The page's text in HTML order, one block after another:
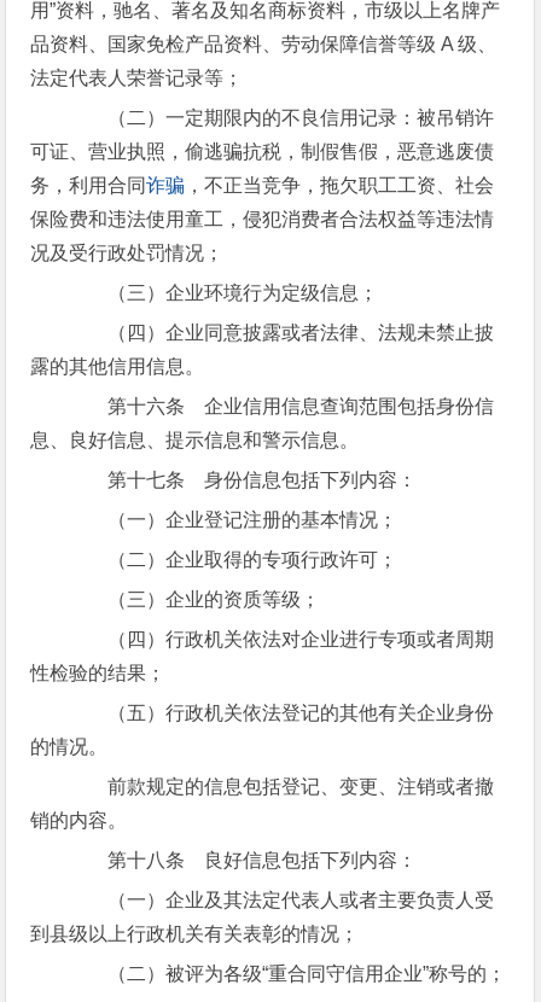
用”资料，驰名、著名及知名商标资料，市级以上名牌产
品资料、国家免检产品资料、劳动保障信誉等级 A 级、
法定代表人荣誉记录等；
（二）一定期限内的不良信用记录：被吊销许
可证、营业执照，偷逃骗抗税，制假售假，恶意逃废债
务，利用合同诈骗 ，不正当竞争，拖欠职工工资、社会
保险费和违法使用童工，侵犯消费者合法权益等违法情
况及受行政处罚情况；
（三）企业环境行为定级信息；
（四）企业同意披露或者法律、法规未禁止披
露的其他信用信息。
第十六条 企业信用信息查询范围包括身份信
息、良好信息、提示信息和警示信息。
第十七条 身份信息包括下列内容：
（一）企业登记注册的基本情况；
（二）企业取得的专项行政许可；
（三）企业的资质等级；
（四）行政机关依法对企业进行专项或者周期
性检验的结果；
（五）行政机关依法登记的其他有关企业身份
的情况。
前款规定的信息包括登记、变更、注销或者撤
销的内容。
第十八条 良好信息包括下列内容：
（一）企业及其法定代表人或者主要负责人受
到县级以上行政机关有关表彰的情况；
（二）被评为各级“重合同守信用企业”称号的；